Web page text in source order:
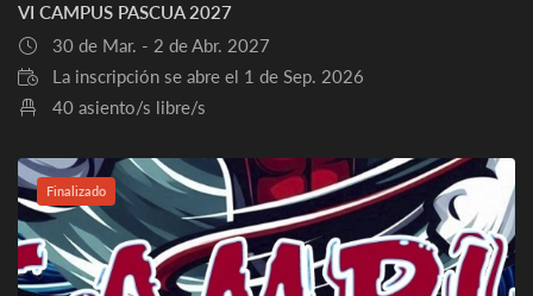
VI CAMPUS PASCUA 2027
30 de Mar. - 2 de Abr. 2027
La inscripción se abre el 1 de Sep. 2026
40 asiento/s libre/s
Finalizado